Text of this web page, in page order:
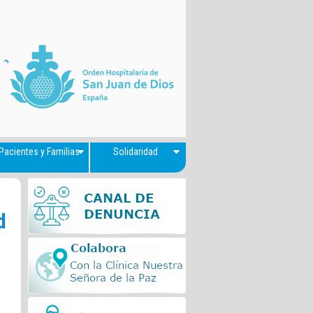
y Familias Solidaridad